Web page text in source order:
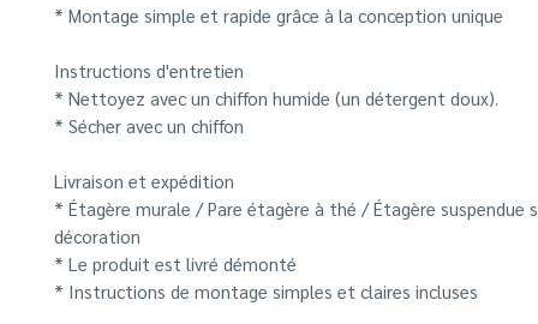
* Montage simple et rapide grâce à la conception unique
Instructions d'entretien
* Nettoyez avec un chiffon humide (un détergent doux).
* Sécher avec un chiffon
Livraison et expédition
* Étagère murale / Pare étagère à thé / Étagère suspendue
décoration
* Le produit est livré démonté
* Instructions de montage simples et claires incluses